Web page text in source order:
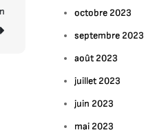
Décoration
octobre 2023
septembre 2023
août 2023
juillet 2023
juin 2023
mai 2023